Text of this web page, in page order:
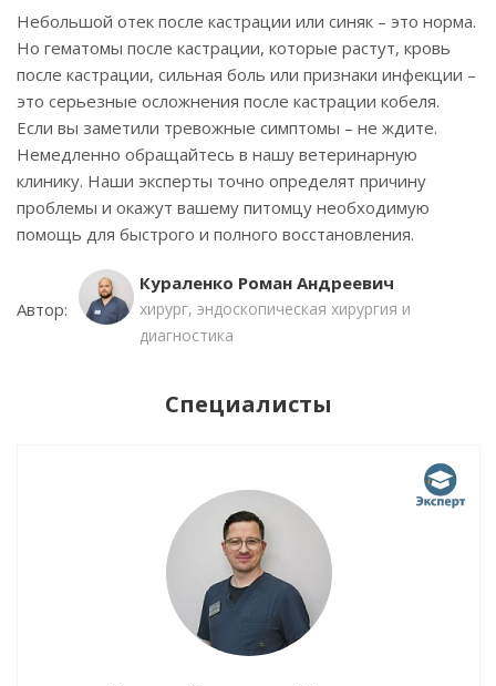
Небольшой отек после кастрации или синяк – это норма.
Но гематомы после кастрации, которые растут, кровь
после кастрации, сильная боль или признаки инфекции –
это серьезные осложнения после кастрации кобеля.
Если вы заметили тревожные симптомы – не ждите.
Немедленно обращайтесь в нашу ветеринарную
клинику. Наши эксперты точно определят причину
проблемы и окажут вашему питомцу необходимую
помощь для быстрого и полного восстановления.
Автор:
Кураленко Роман Андреевич
хирург, эндоскопическая хирургия и
диагностика
Специалисты